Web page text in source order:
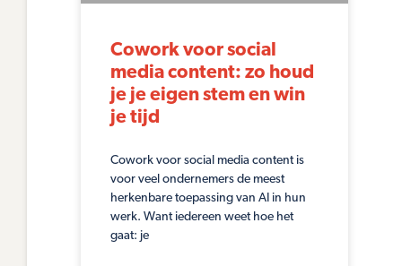
Cowork voor social
media content: zo houd
je je eigen stem en win
je tijd
Cowork voor social media content is
voor veel ondernemers de meest
herkenbare toepassing van AI in hun
werk. Want iedereen weet hoe het
gaat: je